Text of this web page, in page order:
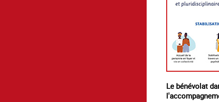
Le bénévolat